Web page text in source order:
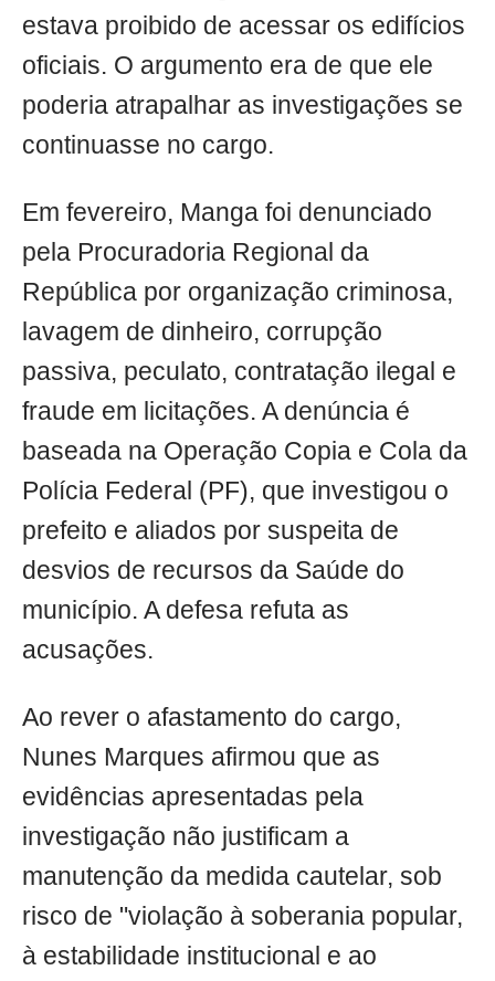
estava proibido de acessar os edifícios
oficiais. O argumento era de que ele
poderia atrapalhar as investigações se
continuasse no cargo.
Em fevereiro, Manga foi denunciado
pela Procuradoria Regional da
República por organização criminosa,
lavagem de dinheiro, corrupção
passiva, peculato, contratação ilegal e
fraude em licitações. A denúncia é
baseada na Operação Copia e Cola da
Polícia Federal (PF), que investigou o
prefeito e aliados por suspeita de
desvios de recursos da Saúde do
município. A defesa refuta as
acusações.
Ao rever o afastamento do cargo,
Nunes Marques afirmou que as
evidências apresentadas pela
investigação não justificam a
manutenção da medida cautelar, sob
risco de "violação à soberania popular,
à estabilidade institucional e ao